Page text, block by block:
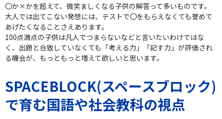
〇か×かを超えて、微笑ましくなる子供の解答って多いものです。
大人では出てこない発想には、テストで〇をもらえなくても誉めて
あげたくなることさえあります。
100点満点の子供は凡人でつまらないなどと言いたいわけではな
く、出題と合致していなくても「考える力」「記す力」が評価され
る機会が、もっともっと増えて欲しいと思います。
SPACEBLOCK(スペースブロック)
で育む国語や社会教科の視点